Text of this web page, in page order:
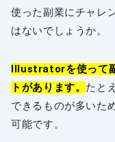
使った副業にチャレ
はないでしょうか。
Illustratorを使って
トがあります。 たと
できるものが多いた
可能です。